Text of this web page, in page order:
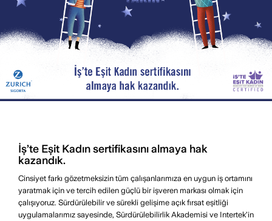
İş’te Eşit Kadın sertifikasını almaya hak
kazandık.
Cinsiyet farkı gözetmeksizin tüm çalışanlarımıza en uygun iş ortamını
yaratmak için ve tercih edilen güçlü bir işveren markası olmak için
çalışıyoruz. Sürdürülebilir ve sürekli gelişime açık fırsat eşitliği
uygulamalarımız sayesinde, Sürdürülebilirlik Akademisi ve Intertek’in